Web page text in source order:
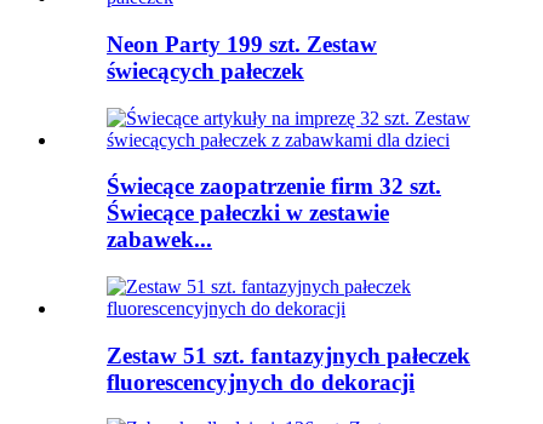
Neon Party 199 szt. Zestaw
świecących pałeczek
Świecące zaopatrzenie firm 32 szt.
Świecące pałeczki w zestawie
zabawek...
Zestaw 51 szt. fantazyjnych pałeczek
fluorescencyjnych do dekoracji